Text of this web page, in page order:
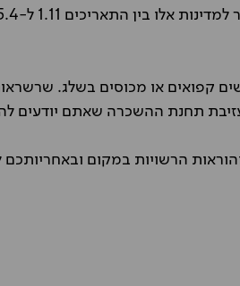
קפואים או מכוסים בשלג.
תחנת ההשכרה שאתם יודעים
הרשויות במקום ובאחריותכם